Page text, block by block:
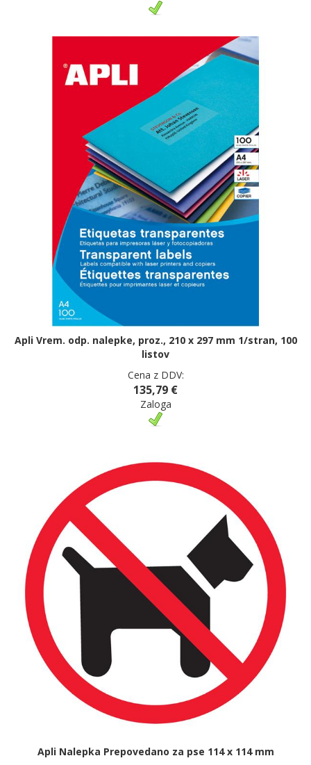
Apli Vrem. odp. nalepke, proz., 210 x 297 mm 1/stran, 100
listov
Cena z DDV:
135,79 €
Zaloga
Apli Nalepka Prepovedano za pse 114 x 114 mm